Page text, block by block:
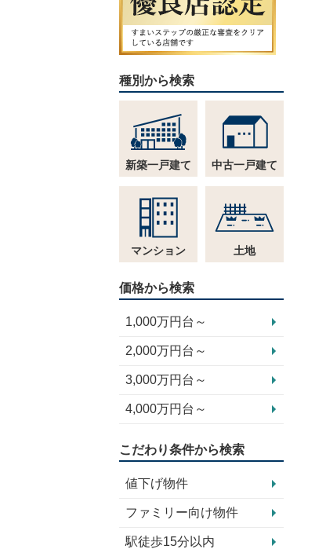
種別から検索
新築一戸建て 中古一戸建て
マンション 土地
価格から検索
1,000万円台～
2,000万円台～
3,000万円台～
4,000万円台～
こだわり条件から検索
値下げ物件
ファミリー向け物件
駅徒歩15分以内